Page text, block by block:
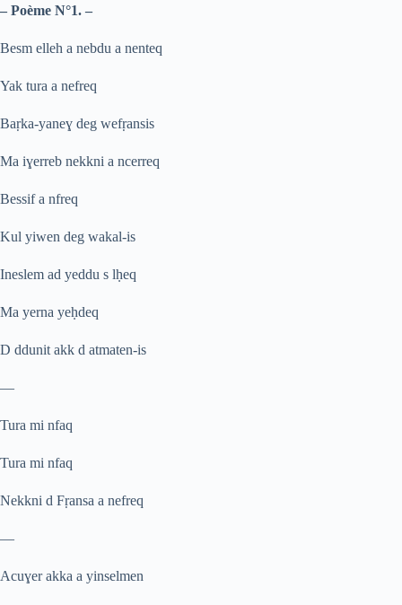
– Poème N°1. –
Besm elleh a nebdu a nenteq
Yak tura a nefreq
Baṛka-yaneɣ deg wefṛansis
Ma iɣerreb nekkni a ncerreq
Bessif a nfreq
Kul yiwen deg wakal-is
Ineslem ad yeddu s lḥeq
Ma yerna yeḥdeq
D ddunit akk d atmaten-is
—
Tura mi nfaq
Tura mi nfaq
Nekkni d Fṛansa a nefreq
—
Acuɣer akka a yinselmen